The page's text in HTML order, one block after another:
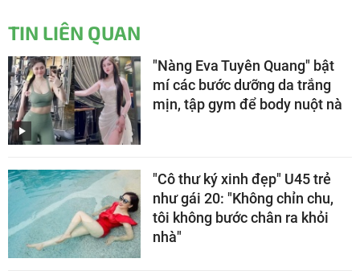
TIN LIÊN QUAN
"Nàng Eva Tuyên Quang" bật
mí các bước dưỡng da trắng
mịn, tập gym để body nuột nà
"Cô thư ký xinh đẹp" U45 trẻ
như gái 20: "Không chỉn chu,
tôi không bước chân ra khỏi
nhà"